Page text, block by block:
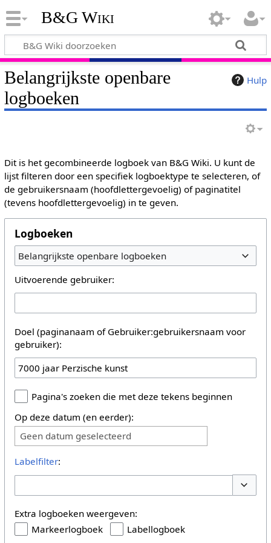
B&G Wiki
Hulp
Belangrijkste openbare
logboeken
Dit is het gecombineerde logboek van B&G Wiki. U kunt de
lijst filteren door een specifiek logboektype te selecteren, of
de gebruikersnaam (hoofdlettergevoelig) of paginatitel
(tevens hoofdlettergevoelig) in te geven.
Logboeken
Belangrijkste openbare logboeken
Uitvoerende gebruiker:
Doel (paginanaam of Gebruiker:gebruikersnaam voor
gebruiker):
Pagina's zoeken die met deze tekens beginnen
Op deze datum (en eerder):
Geen datum geselecteerd
Labelfilter:
Extra logboeken weergeven:
Markeerlogboek
Labellogboek